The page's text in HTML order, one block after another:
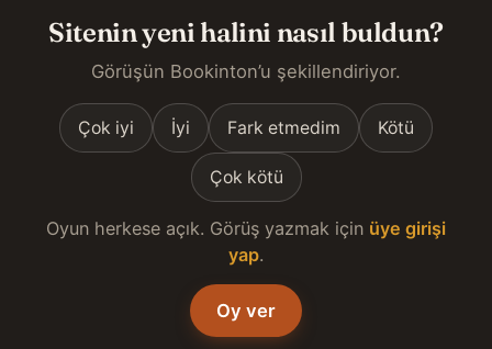
Sitenin yeni halini nasıl buldun?
Görüşün Bookinton’u şekillendiriyor.
Çok iyi İyi Fark etmedim Kötü
Çok kötü
Oyun herkese açık. Görüş yazmak için üye girişi
yap.
Oy ver